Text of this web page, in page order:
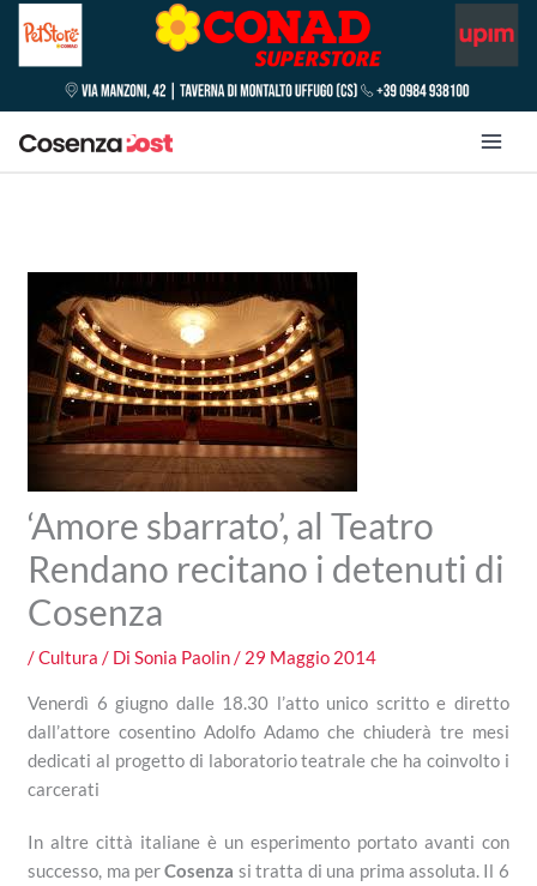
‘Amore sbarrato’, al Teatro
Rendano recitano i detenuti di
Cosenza
/Cultura / DiSonia Paolin/ 29 Maggio 2014
Venerdì 6 giugno dalle 18.30 l’atto unico scritto e diretto
dall’attore cosentino Adolfo Adamo che chiuderà tre mesi
dedicati al progetto di laboratorio teatrale che ha coinvolto i
carcerati
In altre città italiane è un esperimento portato avanti con
successo, ma perCosenza si tratta di una prima assoluta. Il 6